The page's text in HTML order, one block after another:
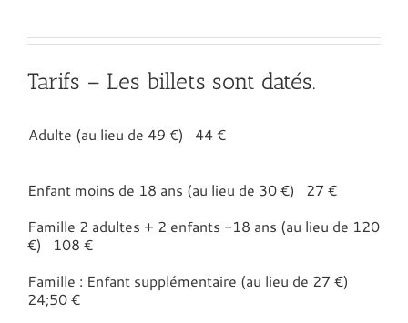
Tarifs – Les billets sont datés.
Adulte (au lieu de 49 €) 44 €
Enfant moins de 18 ans (au lieu de 30 €) 27 €
Famille 2 adultes + 2 enfants -18 ans (au lieu de 120
€) 108 €
Famille : Enfant supplémentaire (au lieu de 27 €)
24;50 €